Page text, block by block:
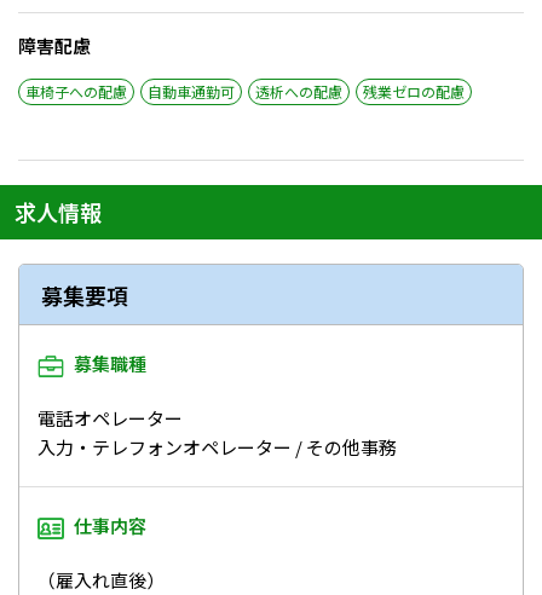
障害配慮
車椅子への配慮 自動車通勤可 透析への配慮 残業ゼロの配慮
求人情報
募集要項
募集職種
電話オペレーター
入力・テレフォンオペレーター / その他事務
仕事内容
（雇入れ直後）
メニューを閉じる